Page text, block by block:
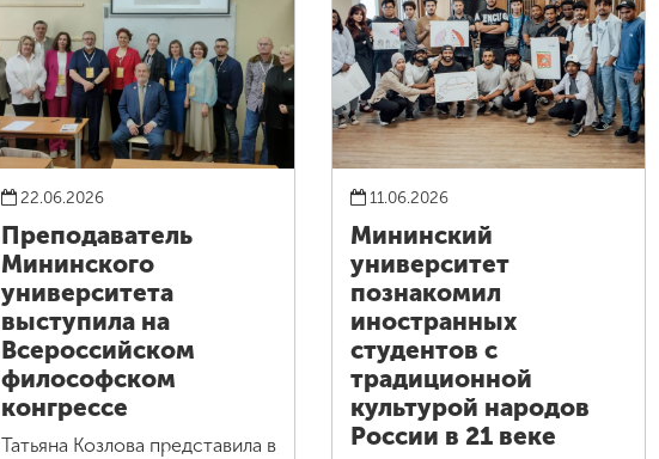
22.06.2026
Преподаватель
Мининского
университета
выступила на
Всероссийском
философском
конгрессе
Татьяна Козлова представила в
11.06.2026
Мининский
университет
познакомил
иностранных
студентов с
традиционной
культурой народов
России в 21 веке